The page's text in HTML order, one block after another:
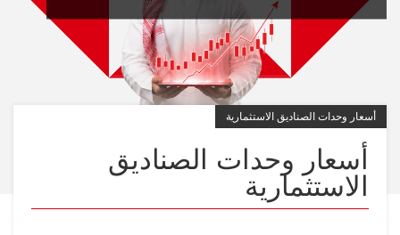
أسعار وحدات الصناديق الاستثمارية
أسعار وحدات الصناديق
الاستثمارية